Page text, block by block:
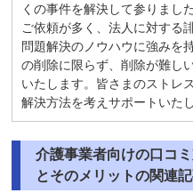
くの事件を解決して参りまし
ご依頼が多く、法人に対する
問題解決のノウハウに強みを
の削除に限らず、削除が難し
いたします。皆さまのストレ
解決方法を考えサポートいた
介護事業者向けの口コ
とそのメリットの関連